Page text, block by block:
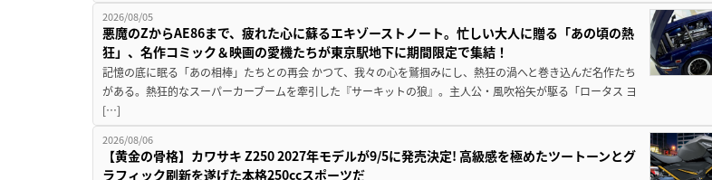
2026/08/05
悪魔のZからAE86まで、疲れた心に蘇るエキゾーストノート。忙しい大人に贈る「あの頃の熱
狂」、名作コミック＆映画の愛機たちが東京駅地下に期間限定で集結！
記憶の底に眠る「あの相棒」たちとの再会 かつて、我々の心を鷲掴みにし、熱狂の渦へと巻き込んだ名作たち
がある。熱狂的なスーパーカーブームを牽引した『サーキットの狼』。主人公・風吹裕矢が駆る「ロータス ヨ
[…]
2026/08/06
【黄金の骨格】カワサキ Z250 2027年モデルが9/5に発売決定! 高級感を極めたツートーンとグ
ラフィック刷新を遂げた本格250ccスポーツだ